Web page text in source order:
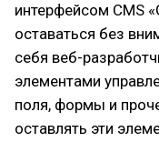
интерфейсом CMS
оставаться без
себя веб-
элементами
поля, формы и
оставлять эти